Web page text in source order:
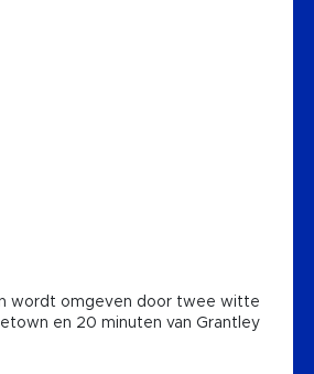
wordt omgeven door twee witte
en 20 minuten van Grantley